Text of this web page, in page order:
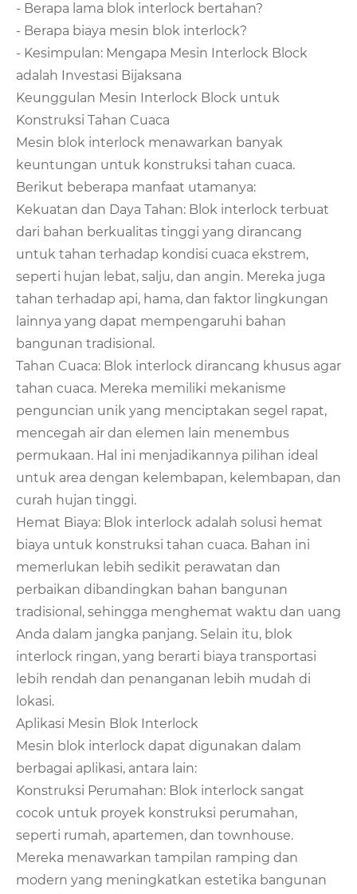
- Berapa lama blok interlock bertahan?
- Berapa biaya mesin blok interlock?
- Kesimpulan: Mengapa Mesin Interlock Block
adalah Investasi Bijaksana
Keunggulan Mesin Interlock Block untuk
Konstruksi Tahan Cuaca
Mesin blok interlock menawarkan banyak
keuntungan untuk konstruksi tahan cuaca.
Berikut beberapa manfaat utamanya:
Kekuatan dan Daya Tahan: Blok interlock terbuat
dari bahan berkualitas tinggi yang dirancang
untuk tahan terhadap kondisi cuaca ekstrem,
seperti hujan lebat, salju, dan angin. Mereka juga
tahan terhadap api, hama, dan faktor lingkungan
lainnya yang dapat mempengaruhi bahan
bangunan tradisional.
Tahan Cuaca: Blok interlock dirancang khusus agar
tahan cuaca. Mereka memiliki mekanisme
penguncian unik yang menciptakan segel rapat,
mencegah air dan elemen lain menembus
permukaan. Hal ini menjadikannya pilihan ideal
untuk area dengan kelembapan, kelembapan, dan
curah hujan tinggi.
Hemat Biaya: Blok interlock adalah solusi hemat
biaya untuk konstruksi tahan cuaca. Bahan ini
memerlukan lebih sedikit perawatan dan
perbaikan dibandingkan bahan bangunan
tradisional, sehingga menghemat waktu dan uang
Anda dalam jangka panjang. Selain itu, blok
interlock ringan, yang berarti biaya transportasi
lebih rendah dan penanganan lebih mudah di
lokasi.
Aplikasi Mesin Blok Interlock
Mesin blok interlock dapat digunakan dalam
berbagai aplikasi, antara lain:
Konstruksi Perumahan: Blok interlock sangat
cocok untuk proyek konstruksi perumahan,
seperti rumah, apartemen, dan townhouse.
Mereka menawarkan tampilan ramping dan
modern yang meningkatkan estetika bangunan